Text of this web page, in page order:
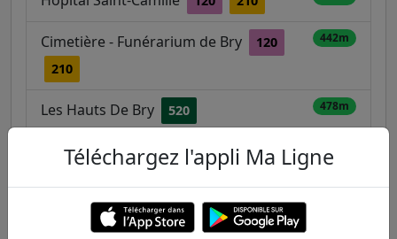
Cimetière - Funérarium de Bry
120
210
442m
Les Hauts De Bry 520 478m
Château 120
La Fontaine 120 520 566m
Téléchargez l'appli Ma Ligne